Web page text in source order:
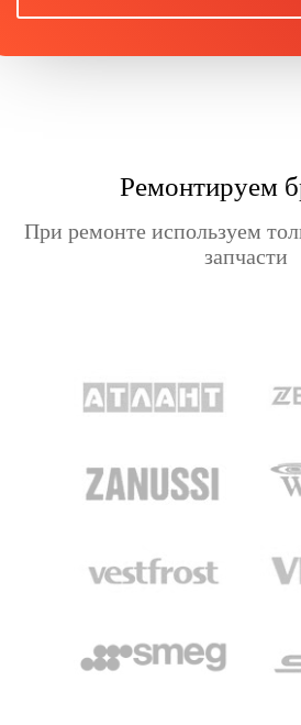
Ремонтируем
При ремонте используем
запчасти